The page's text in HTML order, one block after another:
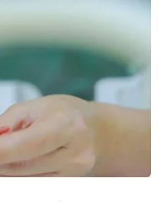
bữa tối kiểu hoàng gia trên du
(Ảnh: Mai Mai/Vietnam+)
(Vietnam+)